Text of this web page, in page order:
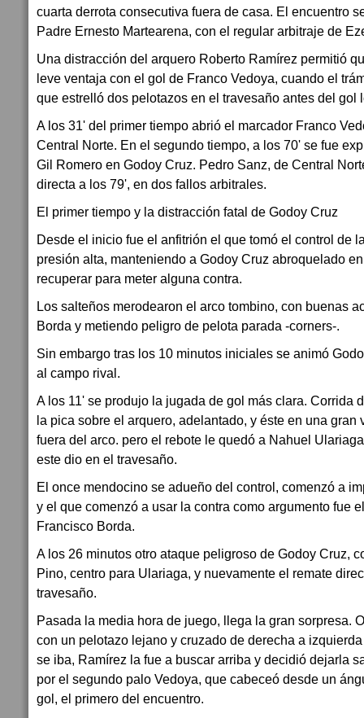
cuarta derrota consecutiva fuera de casa. El encuentro
Padre Ernesto Martearena, con el regular arbitraje de
Una distracción del arquero Roberto Ramírez permitió
leve ventaja con el gol de Franco Vedoya, cuando el
que estrelló dos pelotazos en el travesaño antes del gol
A los 31' del primer tiempo abrió el marcador Franco
Central Norte. En el segundo tiempo, a los 70' se fue
Gil Romero en Godoy Cruz. Pedro Sanz, de Central
directa a los 79', en dos fallos arbitrales.
El primer tiempo y la distracción fatal de Godoy Cruz
Desde el inicio fue el anfitrión el que tomó el control de
presión alta, manteniendo a Godoy Cruz abroquelado
recuperar para meter alguna contra.
Los salteños merodearon el arco tombino, con buenas
Borda y metiendo peligro de pelota parada -corners-.
Sin embargo tras los 10 minutos iniciales se animó
al campo rival.
A los 11' se produjo la jugada de gol más clara. Corrida
la pica sobre el arquero, adelantado, y éste en una gran
fuera del arco. pero el rebote le quedó a Nahuel
este dio en el travesaño.
El once mendocino se adueño del control, comenzó a
y el que comenzó a usar la contra como argumento fue
Francisco Borda.
A los 26 minutos otro ataque peligroso de Godoy Cruz,
Pino, centro para Ulariaga, y nuevamente el remate
travesaño.
Pasada la media hora de juego, llega la gran sorpresa.
con un pelotazo lejano y cruzado de derecha a
se iba, Ramírez la fue a buscar arriba y decidió dejarla
por el segundo palo Vedoya, que cabeceó desde un
gol, el primero del encuentro.